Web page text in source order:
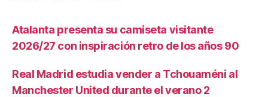
Atalanta presenta su camiseta visitante
2026/27 con inspiración retro de los años 90
Real Madrid estudia vender a Tchouaméni al
Manchester United durante el verano 2